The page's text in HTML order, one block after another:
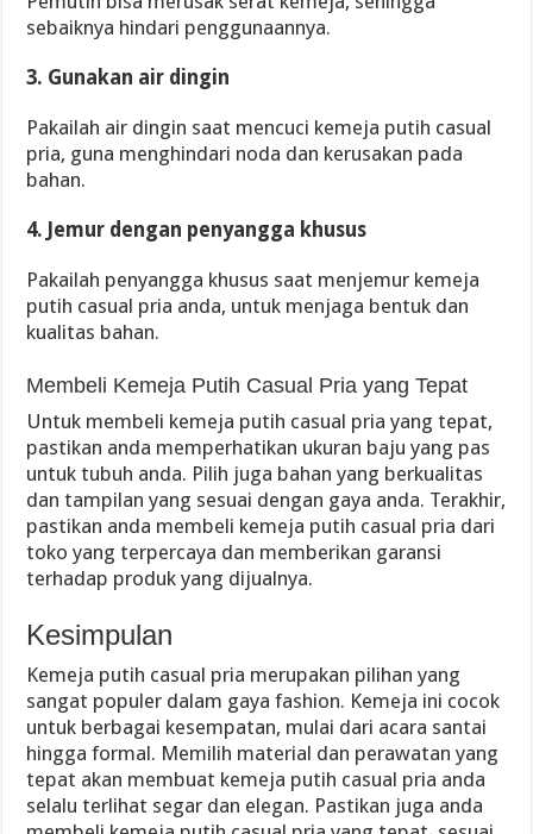
sebaiknya hindari penggunaannya.
3. Gunakan air dingin
Pakailah air dingin saat mencuci kemeja putih casual
pria, guna menghindari noda dan kerusakan pada
bahan.
4. Jemur dengan penyangga khusus
Pakailah penyangga khusus saat menjemur kemeja
putih casual pria anda, untuk menjaga bentuk dan
kualitas bahan.
Membeli Kemeja Putih Casual Pria yang Tepat
Untuk membeli kemeja putih casual pria yang tepat,
pastikan anda memperhatikan ukuran baju yang pas
untuk tubuh anda. Pilih juga bahan yang berkualitas
dan tampilan yang sesuai dengan gaya anda. Terakhir,
pastikan anda membeli kemeja putih casual pria dari
toko yang terpercaya dan memberikan garansi
terhadap produk yang dijualnya.
Kesimpulan
Kemeja putih casual pria merupakan pilihan yang
sangat populer dalam gaya fashion. Kemeja ini cocok
untuk berbagai kesempatan, mulai dari acara santai
hingga formal. Memilih material dan perawatan yang
tepat akan membuat kemeja putih casual pria anda
selalu terlihat segar dan elegan. Pastikan juga anda